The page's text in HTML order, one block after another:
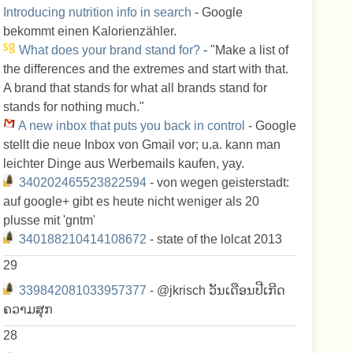
Introducing nutrition info in search - Google
bekommt einen Kalorienzähler.
What does your brand stand for? - "Make a list of
the differences and the extremes and start with that.
A brand that stands for what all brands stand for
stands for nothing much."
A new inbox that puts you back in control - Google
stellt die neue Inbox von Gmail vor; u.a. kann man
leichter Dinge aus Werbemails kaufen, yay.
340202465523822594- von wegen geisterstadt:
auf google+ gibt es heute nicht weniger als 20
plusse mit 'gntm'
340188210414108672 - state of the lolcat 2013
29
339842081033957377 - @jkrisch ວັນເດືອນປີເກີດ
ຄວາມສຸກ
28